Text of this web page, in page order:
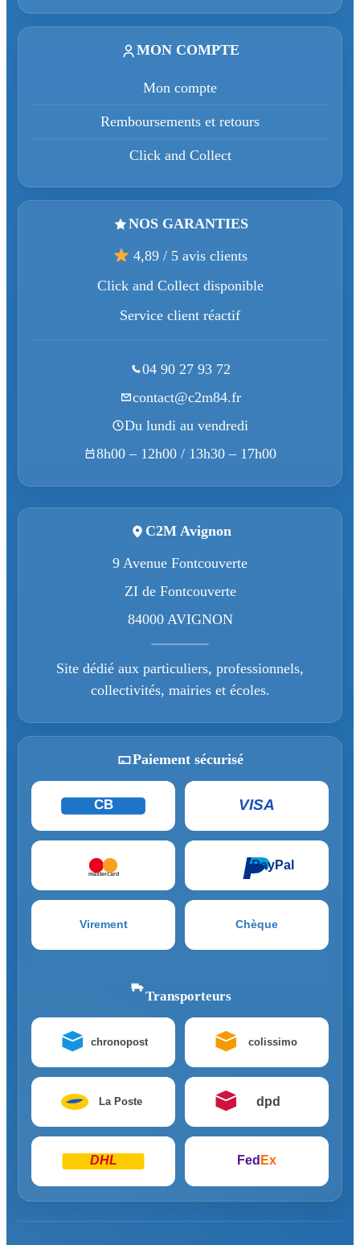
MON COMPTE
Mon compte
Remboursements et retours
Click and Collect
NOS GARANTIES
4,89 / 5 avis clients
Click and Collect disponible
Service client réactif
04 90 27 93 72
contact@c2m84.fr
Du lundi au vendredi
8h00 – 12h00 / 13h30 – 17h00
C2M Avignon
9 Avenue Fontcouverte
ZI de Fontcouverte
84000 AVIGNON
Site dédié aux particuliers, professionnels,
collectivités, mairies et écoles.
Paiement sécurisé
CB VISA
mastercard
PayPal
Virement Chèque
Transporteurs
chronopost colissimo
La Poste dpd
DHL Fed Ex